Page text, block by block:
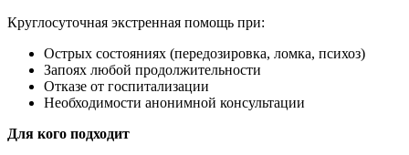
Круглосуточная экстренная помощь при:
Острых состояниях (передозировка, ломка, психоз)
Запоях любой продолжительности
Отказе от госпитализации
Необходимости анонимной консультации
Для кого подходит